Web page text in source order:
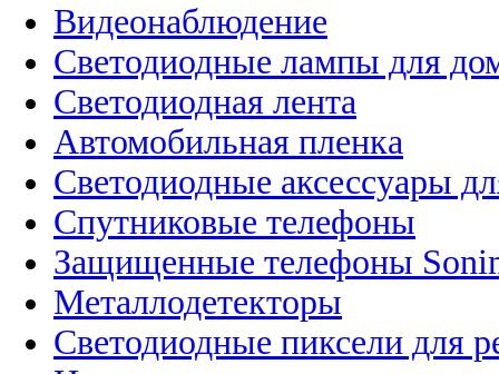
Видеонаблюдение
Светодиодные лампы для
Светодиодная лента
Автомобильная пленка
Светодиодные аксессуары
Спутниковые телефоны
Защищенные телефоны
Металлодетекторы
Светодиодные пиксели для